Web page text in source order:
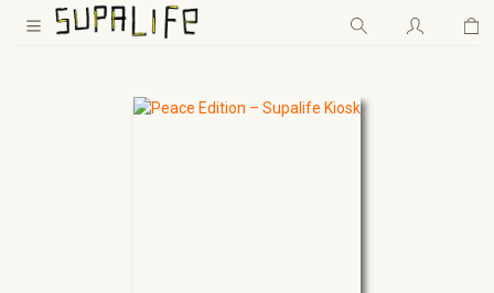
Zum Hauptinhalt springen